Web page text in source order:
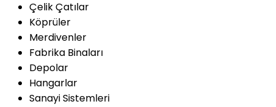
Çelik Çatılar
Köprüler
Merdivenler
Fabrika Binaları
Depolar
Hangarlar
Sanayi Sistemleri